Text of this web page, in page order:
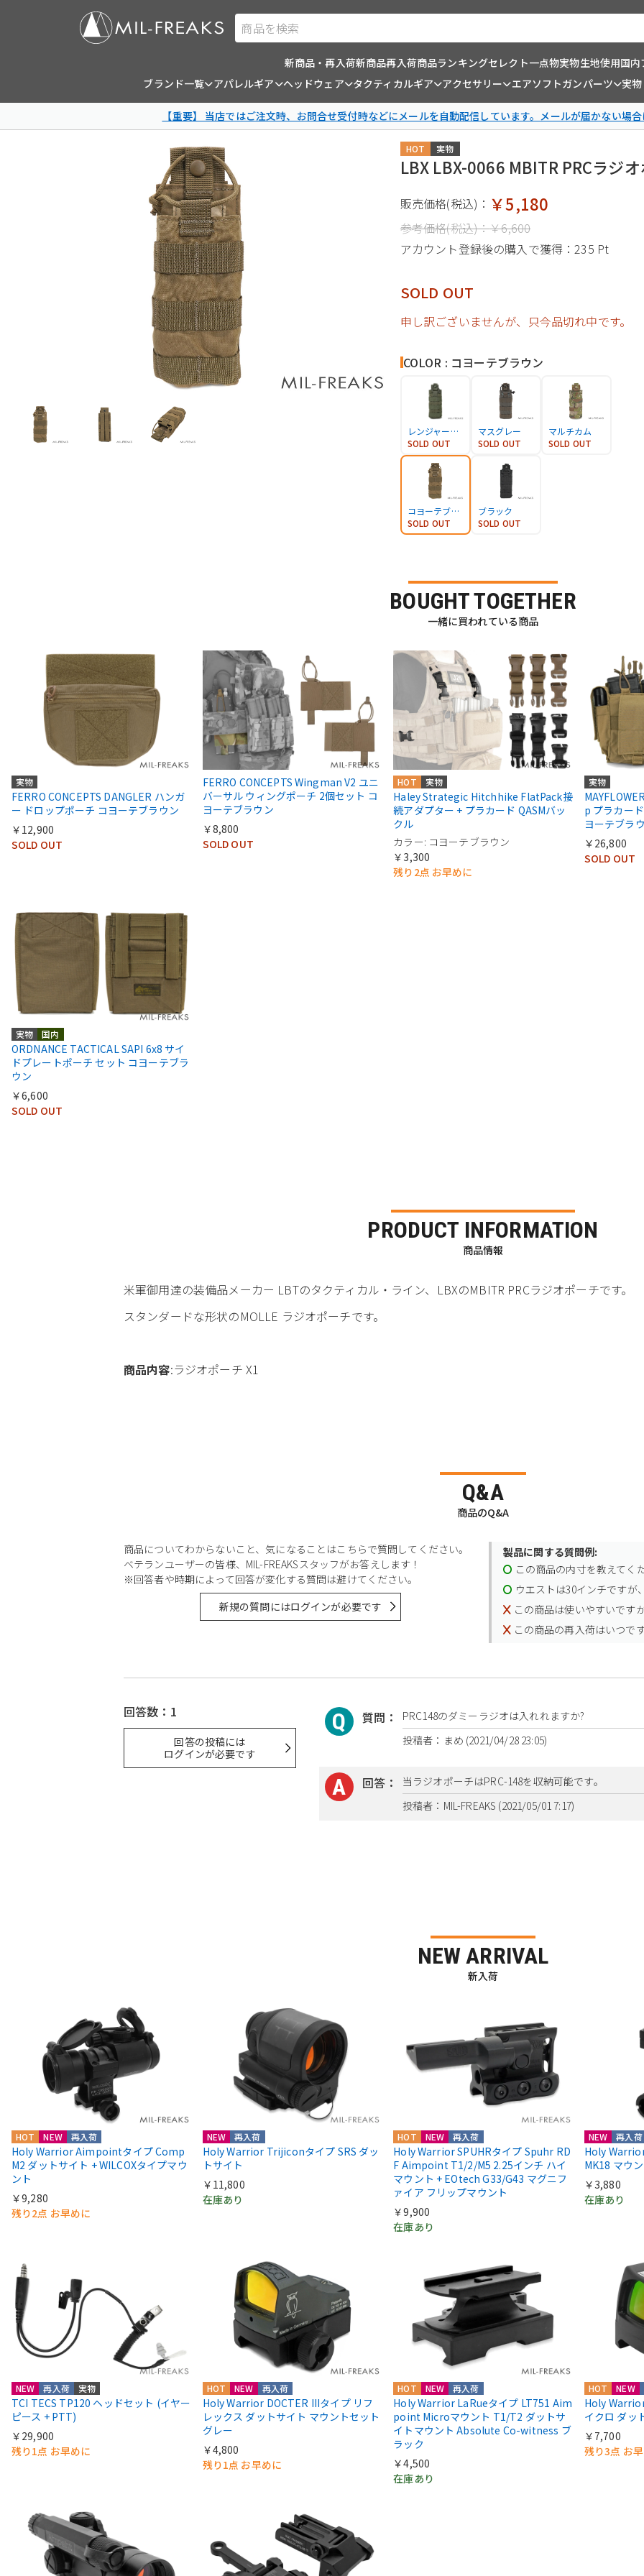
商品を検索
新商品・再入荷新商品再入荷商品ランキングセレクト一点物実物生地使用国内
ブランド一覧
アパレルギア ヘッドウェア タクティカルギア アクセサリー エアソフトガンパーツ 実
【重要】 当店ではご注文時、お問合せ受付時などにメールを自動配信しています。メールが届かない場
実物
HOT
LBX LBX-0066 MBITR PRCラジ
販売価格(税込)： ￥5,180
参考価格(税込)：￥6,600
アカウント登録後の購入で獲得：235 Pt
SOLD OUT
申し訳ございませんが、只今品切れ中です。
COLOR : コヨーテブラウン
レンジャーグリーン
SOLD OUT
マスグレー
SOLD OUT
マルチカム
SOLD OUT
コヨーテブラウン
SOLD OUT
ブラック
SOLD OUT
BOUGHT TOGETHER
一緒に買われている商品
実物
FERRO CONCEPTS DANGLER ハンガ
ー ドロップポーチ コヨーテブラウン
￥12,900
SOLD OUT
FERRO CONCEPTS Wingman V2 ユニ
バーサル ウィングポーチ 2個セット コ
ヨーテブラウン
￥8,800
SOLD OUT
実物
HOT
Haley Strategic Hitchhike FlatPack接
続アダプター + プラカード QASMバッ
クル
カラー: コヨーテブラウン
￥3,300
残り2点 お早めに
実物
p プラカー
ヨーテブラ
￥26,800
SOLD OUT
国内
実物
ORDNANCE TACTICAL SAPI 6x8 サイ
ドプレートポーチ セット コヨーテブラ
ウン
￥6,600
SOLD OUT
PRODUCT INFORMATION
商品情報
米軍御用達の装備品メーカー LBTのタクティカル・ライン、LBXのMBITR PRCラジオポーチです。
スタンダードな形状のMOLLE ラジオポーチです。
商品内容:ラジオポーチ X1
Q&A
商品のQ&A
商品についてわからないこと、気になることはこちらで質問してください。
ベテランユーザーの皆様、MIL-FREAKSスタッフがお答えします！
※回答者や時期によって回答が変化する質問は避けてください。
新規の質問にはログインが必要です
製品に関する質問例:
この商品の内寸を教えてく
ウエストは30インチですが
この商品は使いやすいです
この商品の再入荷はいつで
回答数：1
回答の投稿には
ログインが必要です
質問：
PRC148のダミーラジオは入れれますか?
投稿者：まめ (2021/04/28 23:05)
回答：
当ラジオポーチはPRC-148を収納可能です。
投稿者：MIL-FREAKS (2021/05/01 7:17)
NEW ARRIVAL
新入荷
HOT NEW 再入荷
Holy Warrior Aimpointタイプ Comp
M2 ダットサイト + WILCOXタイプマウ
ント
￥9,280
残り2点 お早めに
NEW 再入荷
Holy Warrior Trijiconタイプ SRS ダッ
トサイト
￥11,800
在庫あり
HOT NEW 再入荷
Holy Warrior SPUHRタイプ Spuhr RD
F Aimpoint T1/2/M5 2.25インチ ハイ
マウント + EOtech G33/G43 マグニフ
ァイア フリップマウント
￥9,900
在庫あり
NEW 再入荷
Holy
MK18 マウ
￥3,880
在庫あり
NEW 再入荷 実物
TCI TECS TP120 ヘッドセット (イヤー
ピース + PTT)
￥29,900
残り1点 お早めに
HOT NEW 再入荷
Holy Warrior DOCTER IIIタイプ リフ
レックス ダットサイト マウントセット
グレー
￥4,800
残り1点 お早めに
HOT NEW 再入荷
Holy Warrior LaRueタイプ LT751 Aim
point Microマウント T1/T2 ダットサ
イトマウント Absolute Co-witness ブ
ラック
￥4,500
在庫あり
HOT NEW
Holy
イクロ ダッ
￥7,700
残り3点 お